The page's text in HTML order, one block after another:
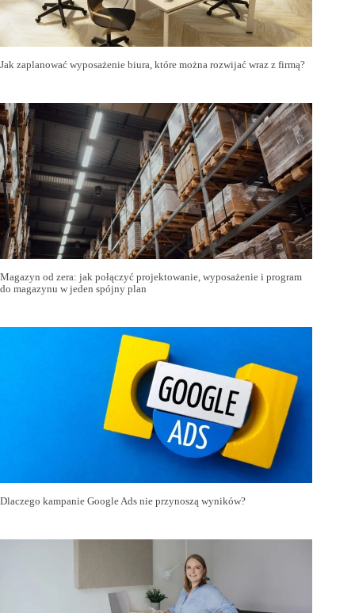
Jak zaplanować wyposażenie biura, które można rozwijać wraz z firmą?
Magazyn od zera: jak połączyć projektowanie, wyposażenie i program
do magazynu w jeden spójny plan
Dlaczego kampanie Google Ads nie przynoszą wyników?